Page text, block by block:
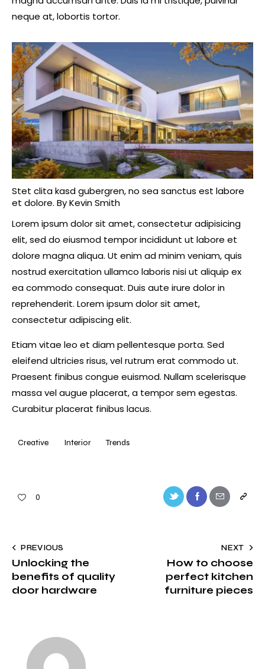
neque at, lobortis tortor.
Stet clita kasd gubergren, no sea sanctus est labore
et dolore. ByKevin Smith
Lorem ipsum dolor sit amet, consectetur adipisicing
elit, sed do eiusmod tempor incididunt ut labore et
dolore magna aliqua. Ut enim ad minim veniam, quis
nostrud exercitation ullamco laboris nisi ut aliquip ex
ea commodo consequat. Duis aute irure dolor in
reprehenderit. Lorem ipsum dolor sit amet,
consectetur adipiscing elit.
Etiam vitae leo et diam pellentesque porta. Sed
eleifend ultricies risus, vel rutrum erat commodo ut.
Praesent finibus congue euismod. Nullam scelerisque
massa vel augue placerat, a tempor sem egestas.
Curabitur placerat finibus lacus.
Creative Interior Trends
0
PREVIOUS
Unlocking the
benefits of quality
door hardware
NEXT
How to choose
perfect kitchen
furniture pieces